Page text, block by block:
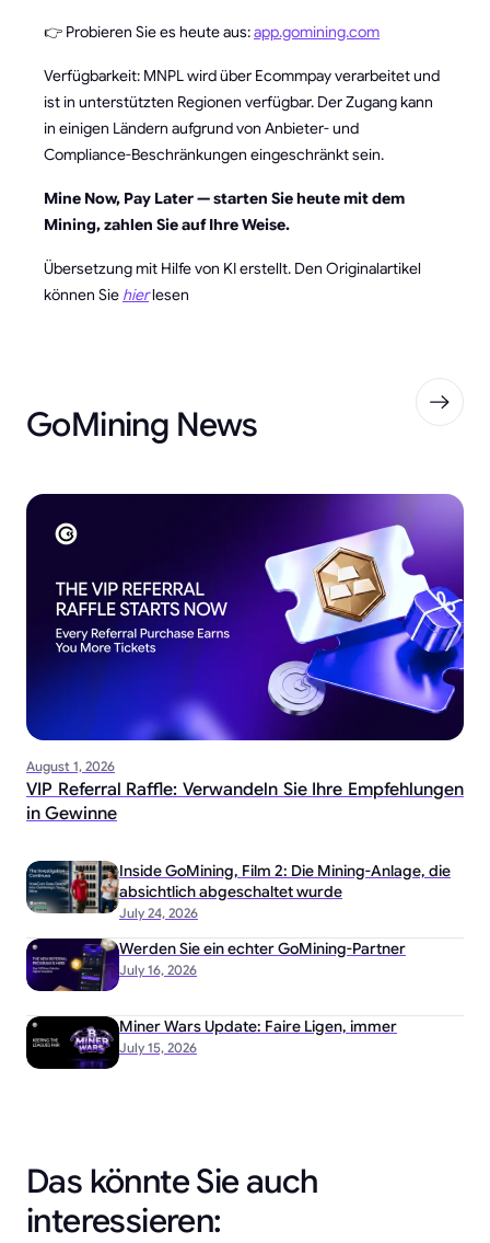
👉 Probieren Sie es heute aus:app.gomining.com
Verfügbarkeit: MNPL wird über Ecommpay verarbeitet und
ist in unterstützten Regionen verfügbar. Der Zugang kann
in einigen Ländern aufgrund von Anbieter- und
Compliance-Beschränkungen eingeschränkt sein.
Mine Now, Pay Later — starten Sie heute mit dem
Mining, zahlen Sie auf Ihre Weise.
Übersetzung mit Hilfe von KI erstellt. Den Originalartikel
können Sie hierlesen
GoMining News
August 1, 2026
VIP Referral Raffle: Verwandeln Sie Ihre Empfehlungen
in Gewinne
July 24, 2026
Inside GoMining, Film 2: Die Mining-Anlage, die
absichtlich abgeschaltet wurde
July 16, 2026
Werden Sie ein echter GoMining-Partner
July 15, 2026
Miner Wars Update: Faire Ligen, immer
Das könnte Sie auch
interessieren: